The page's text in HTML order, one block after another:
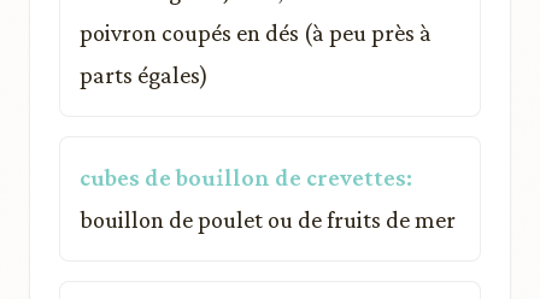
poivron coupés en dés (à peu près à
parts égales)
cubes de bouillon de crevettes:
bouillon de poulet ou de fruits de mer